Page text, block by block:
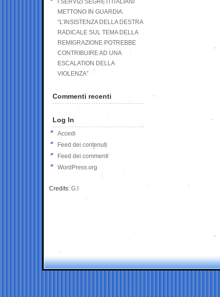
I SERVIZI SEGRETI ITALIANI
METTONO IN GUARDIA:
“L’INSISTENZA DELLA DESTRA
RADICALE SUL TEMA DELLA
REMIGRAZIONE POTREBBE
CONTRIBUIRE AD UNA
ESCALATION DELLA
VIOLENZA”
Commenti recenti
Log In
Accedi
Feed dei contenuti
Feed dei commenti
WordPress.org
Credits: G.I